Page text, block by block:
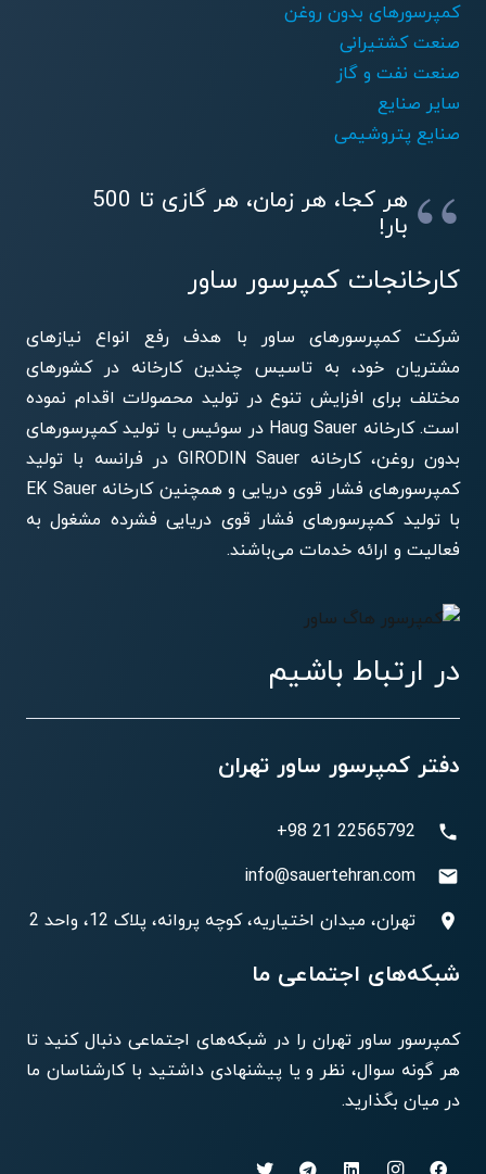
کمپرسورهای بدون روغن
صنعت کشتیرانی
صنعت نفت و گاز
سایر صنایع
صنایع پتروشیمی
هر کجا، هر زمان، هر گازی تا 500
بار!
کارخانجات کمپرسور ساور
شرکت کمپرسورهای ساور با هدف رفع انواع نیازهای
مشتریان خود، به تاسیس چندین کارخانه در کشورهای
مختلف برای افزایش تنوع در تولید محصولات اقدام نموده
است. کارخانه Haug Sauer در سوئیس با تولید کمپرسورهای
بدون روغن، کارخانه GIRODIN Sauer در فرانسه با تولید
کمپرسورهای فشار قوی دریایی و همچنین کارخانه EK Sauer
با تولید کمپرسورهای فشار قوی دریایی فشرده مشغول به
فعالیت و ارائه خدمات می‌باشند.
در ارتباط باشیم
دفتر کمپرسور ساور تهران
phone
22565792 21 98+
email
info@sauertehran.com
location_on تهران، میدان اختیاریه، کوچه پروانه، پلاک 12، واحد 2
شبکه‌های اجتماعی ما
کمپرسور ساور تهران را در شبکه‌های اجتماعی دنبال کنید تا
هر گونه سوال، نظر و یا پیشنهادی داشتید با کارشناسان ما
در میان بگذارید.